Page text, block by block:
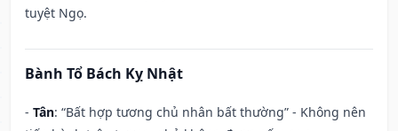
tuyệt Ngọ.
Bành Tổ Bách Kỵ Nhật
- Tân: “Bất hợp tương chủ nhân bất thường” - Không nên